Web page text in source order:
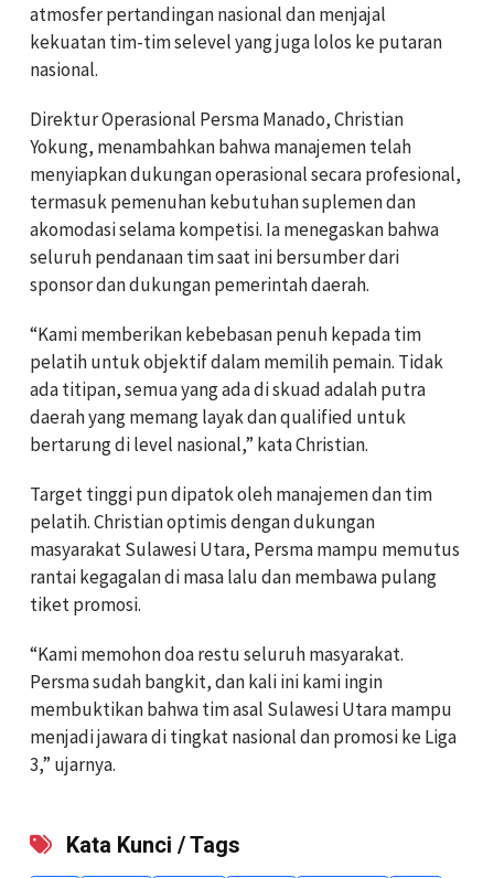
atmosfer pertandingan nasional dan menjajal
kekuatan tim-tim selevel yang juga lolos ke putaran
nasional.
Direktur Operasional Persma Manado, Christian
Yokung, menambahkan bahwa manajemen telah
menyiapkan dukungan operasional secara profesional,
termasuk pemenuhan kebutuhan suplemen dan
akomodasi selama kompetisi. Ia menegaskan bahwa
seluruh pendanaan tim saat ini bersumber dari
sponsor dan dukungan pemerintah daerah.
“Kami memberikan kebebasan penuh kepada tim
pelatih untuk objektif dalam memilih pemain. Tidak
ada titipan, semua yang ada di skuad adalah putra
daerah yang memang layak dan qualified untuk
bertarung di level nasional,” kata Christian.
Target tinggi pun dipatok oleh manajemen dan tim
pelatih. Christian optimis dengan dukungan
masyarakat Sulawesi Utara, Persma mampu memutus
rantai kegagalan di masa lalu dan membawa pulang
tiket promosi.
“Kami memohon doa restu seluruh masyarakat.
Persma sudah bangkit, dan kali ini kami ingin
membuktikan bahwa tim asal Sulawesi Utara mampu
menjadi jawara di tingkat nasional dan promosi ke Liga
3,” ujarnya.
Kata Kunci / Tags